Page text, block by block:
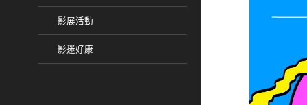
影展活動
影迷好康